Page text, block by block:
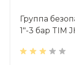
Группа
1"-3 бар TIM